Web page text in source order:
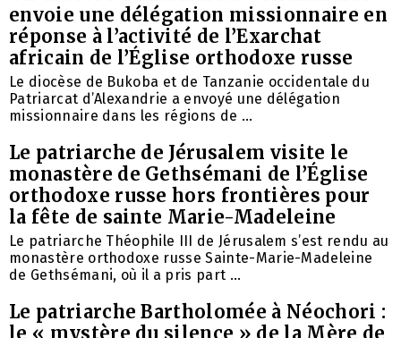
envoie une délégation missionnaire en
réponse à l’activité de l’Exarchat
africain de l’Église orthodoxe russe
Le diocèse de Bukoba et de Tanzanie occidentale du
Patriarcat d’Alexandrie a envoyé une délégation
missionnaire dans les régions de ...
Le patriarche de Jérusalem visite le
monastère de Gethsémani de l’Église
orthodoxe russe hors frontières pour
la fête de sainte Marie-Madeleine
Le patriarche Théophile III de Jérusalem s’est rendu au
monastère orthodoxe russe Sainte-Marie-Madeleine
de Gethsémani, où il a pris part ...
Le patriarche Bartholomée à Néochori :
le « mystère du silence » de la Mère de